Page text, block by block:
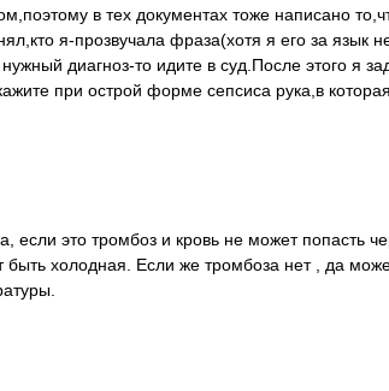
в тех документах тоже написано
я-прозвучала фраза(хотя я его за язык
диагноз-то идите в суд.После этого я
при острой форме сепсиса рука,в
если это тромбоз и кровь не может попасть
быть холодная. Если же тромбоза нет , да